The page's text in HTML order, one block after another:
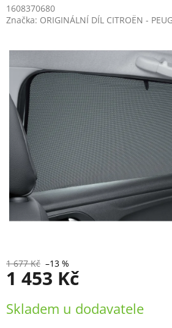
1608370680
Značka: ORIGINÁLNÍ DÍL CITROËN -
1 677 Kč –13 %
1 453 Kč
cena:
Skladem u dodavatele